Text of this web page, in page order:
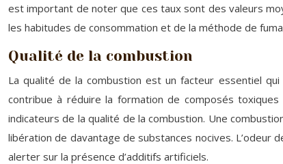
est important de noter que ces taux sont des valeurs
les habitudes de consommation et de la méthode de
Qualité de la combustion
La qualité de la combustion est un facteur essentiel
contribue à réduire la formation de composés
indicateurs de la qualité de la combustion. Une
libération de davantage de substances nocives.
alerter sur la présence d’additifs artificiels.